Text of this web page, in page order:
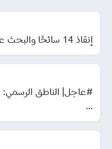
إنقاذ 14 سائحًا والبحث عن 3 آخرين إثر احتراق مركب سياح...
#عاجل| الناطق الرسمي:
...